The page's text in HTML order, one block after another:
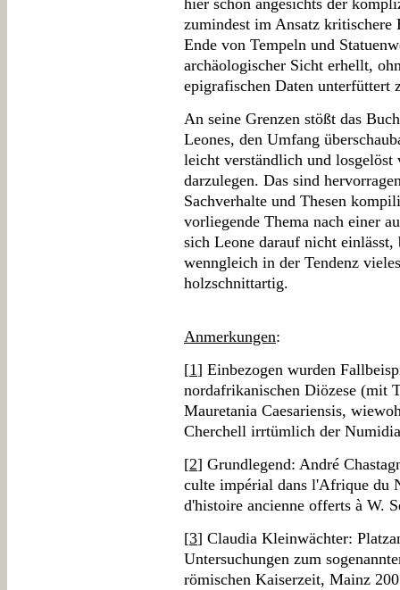
hier schon angesichts der
zumindest im Ansatz kritischere
Ende von Tempeln und
archäologischer Sicht erhellt,
epigrafischen Daten unterfüttert
An seine Grenzen stößt das
Leones, den Umfang
leicht verständlich und
darzulegen. Das sind
Sachverhalte und Thesen
vorliegende Thema nach einer
sich Leone darauf nicht einlässt,
wenngleich in der Tendenz
holzschnittartig.
Anmerkungen:
[1] Einbezogen wurden
nordafrikanischen Diözese (mit
Mauretania Caesariensis,
Cherchell irrtümlich der
[2] Grundlegend: André
culte impérial dans l'Afrique du
d'histoire ancienne offerts à W.
[3] Claudia Kleinwächter:
Untersuchungen zum
römischen Kaiserzeit, Mainz